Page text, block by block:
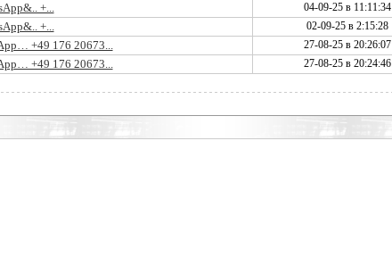
+...
04-09-25 в 11:11:34
+...
02-09-25 в 2:15:28
+49 176 20673...
27-08-25 в 20:26:07
+49 176 20673...
27-08-25 в 20:24:46